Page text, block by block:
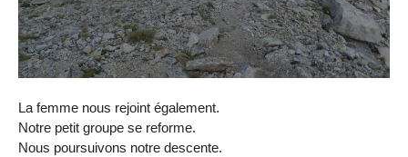
La femme nous rejoint également.
Notre petit groupe se reforme.
Nous poursuivons notre descente.